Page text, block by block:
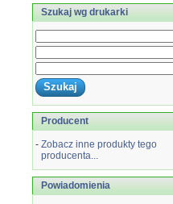
Szukaj wg drukarki
Producent
- Zobacz inne produkty tego
producenta...
Powiadomienia